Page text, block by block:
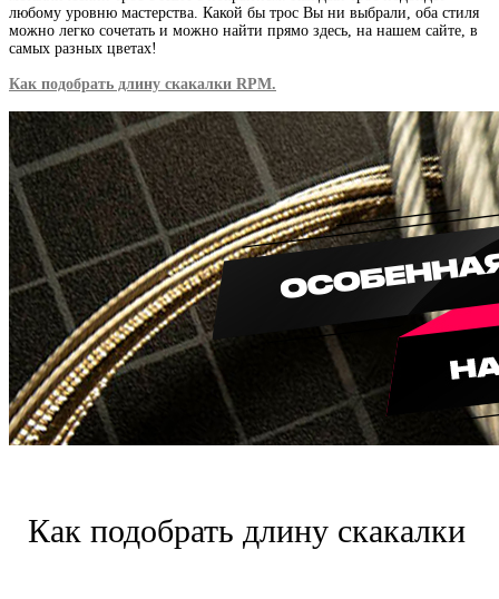
любому уровню мастерства. Какой бы трос Вы ни выбрали, оба стиля
можно легко сочетать и можно найти прямо здесь, на нашем сайте, в
самых разных цветах!
Как подобрать длину скакалки RPM.
Как подобрать длину скакалки